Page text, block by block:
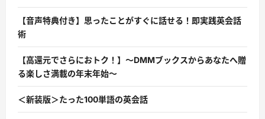
【音声特典付き】思ったことがすぐに話せる！即実践英会話
術
【高還元でさらにおトク！】〜DMMブックスからあなたへ贈
る楽しさ満載の年末年始〜
＜新装版＞たった100単語の英会話